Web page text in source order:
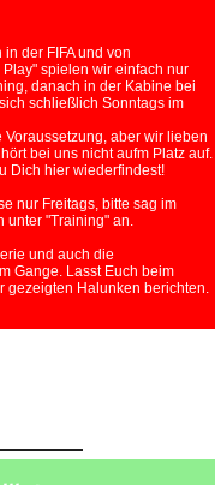
der FIFA und von
spielen wir einfach nur
danach in der Kabine bei
schließlich Sonntags im
aber wir lieben
bei uns nicht aufm Platz auf.
Dich hier wiederfindest!
nur Freitags, bitte sag im
unter "Training" an.
und auch die
Gange. Lasst Euch beim
gezeigten Halunken berichten.